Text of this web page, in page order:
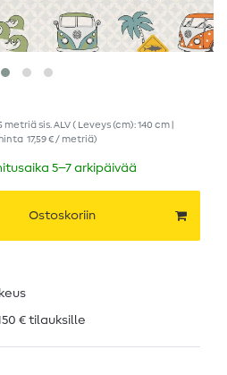
metriäsis. ALV( Leveys (cm): 140 cm |
17,59 € / metriä)
5–7 arkipäivää
Ostoskoriin
€ tilauksille